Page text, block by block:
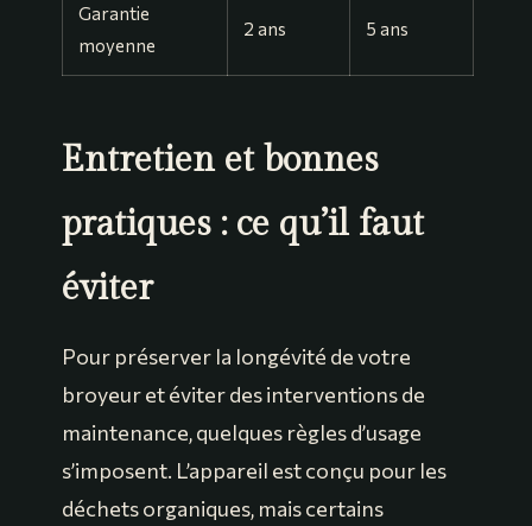
Garantie
moyenne
2 ans 5 ans
Entretien et bonnes
pratiques : ce qu’il faut
éviter
Pour préserver la longévité de votre
broyeur et éviter des interventions de
maintenance, quelques règles d’usage
s’imposent. L’appareil est conçu pour les
déchets organiques, mais certains